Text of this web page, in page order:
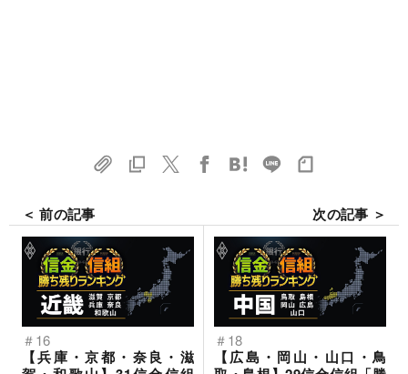
＜ 前の記事
＃16
【兵庫・京都・奈良・滋
次の記事 ＞
＃18
【広島・岡山・山口・鳥